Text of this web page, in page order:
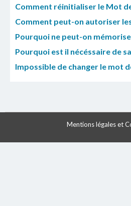
Comment réinitialiser le Mot
Comment peut-on autoriser
Pourquoi ne peut-on
Pourquoi est il nécéssaire de
Impossible de changer le mot
Mentions légales et